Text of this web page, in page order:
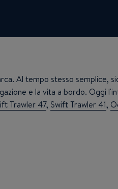
Al tempo stesso semplice,
e la vita a bordo. Oggi
Trawler 47, Swift Trawler 41,